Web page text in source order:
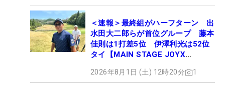
＜速報＞最終組がハーフターン 出
水田大二郎らが首位グループ 藤本
佳則は1打差5位 伊澤利光は52位
タイ【MAIN STAGE JOYX
2026年8月1日 (土) 12時20分 1